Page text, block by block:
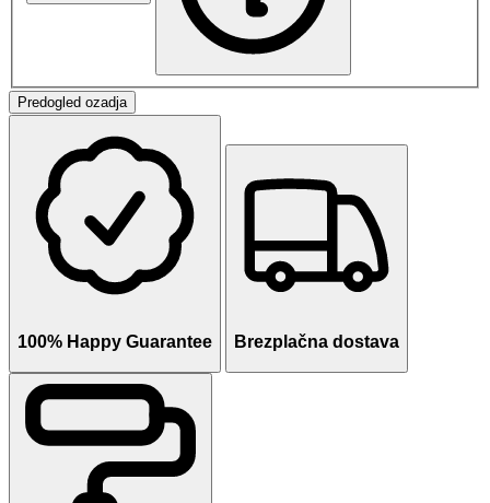
Predogled ozadja
100% Happy Guarantee Brezplačna dostava